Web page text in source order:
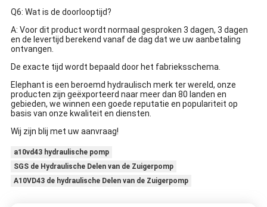
Q6: Wat is de doorlooptijd?
A: Voor dit product wordt normaal gesproken 3 dagen, 3 dagen
en de levertijd berekend vanaf de dag dat we uw aanbetaling
ontvangen.
De exacte tijd wordt bepaald door het fabrieksschema.
Elephant is een beroemd hydraulisch merk ter wereld, onze
producten zijn geëxporteerd naar meer dan 80 landen en
gebieden, we winnen een goede reputatie en populariteit op
basis van onze kwaliteit en diensten.
Wij zijn blij met uw aanvraag!
a10vd43 hydraulische pomp
SGS de Hydraulische Delen van de Zuigerpomp
A10VD43 de hydraulische Delen van de Zuigerpomp